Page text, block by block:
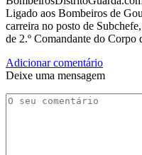
Ligado aos Bombeiros de
carreira no posto de
de 2.º Comandante do Corpo
Adicionar comentário
Deixe uma mensagem